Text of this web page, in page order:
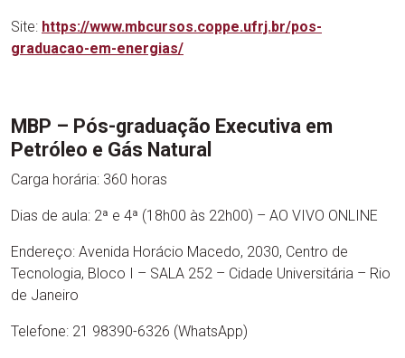
Site: https://www.mbcursos.coppe.ufrj.br/pos-
graduacao-em-energias/
MBP – Pós-graduação Executiva em
Petróleo e Gás Natural
Carga horária: 360 horas
Dias de aula: 2ª e 4ª (18h00 às 22h00) – AO VIVO ONLINE
Endereço: Avenida Horácio Macedo, 2030, Centro de
Tecnologia, Bloco I – SALA 252 – Cidade Universitária – Rio
de Janeiro
Telefone: 21 98390-6326 (WhatsApp)